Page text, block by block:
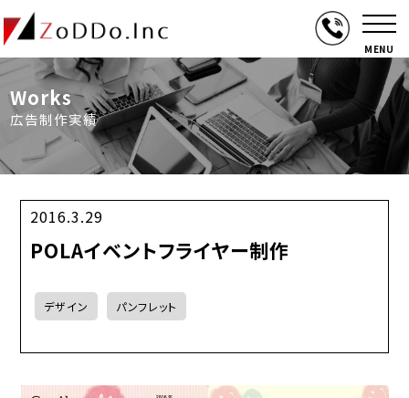
MENU
Works
広告制作実績
2016.3.29
POLAイベントフライヤー制作
デザイン パンフレット